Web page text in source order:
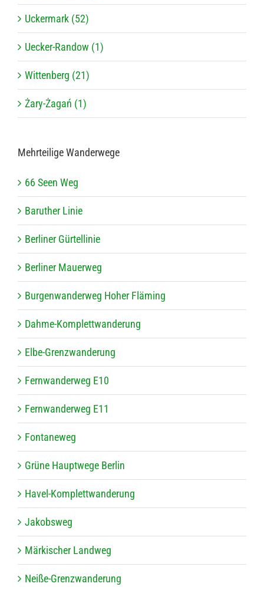
Uckermark (52)
Uecker-Randow (1)
Wittenberg (21)
Żary-Żagań (1)
Mehr­tei­lige Wanderwege
66 Seen Weg
Baru­ther Linie
Ber­li­ner Gürtellinie
Ber­li­ner Mauerweg
Bur­gen­wan­der­weg Hoher Fläming
Dahme-Kom­plett­wan­de­rung
Elbe-Grenz­wan­de­rung
Fern­wan­der­weg E10
Fern­wan­der­weg E11
Fon­ta­ne­weg
Grüne Haupt­wege Berlin
Havel-Kom­plett­wan­de­rung
Jakobs­weg
Mär­ki­scher Landweg
Neiße-Grenz­wan­de­rung